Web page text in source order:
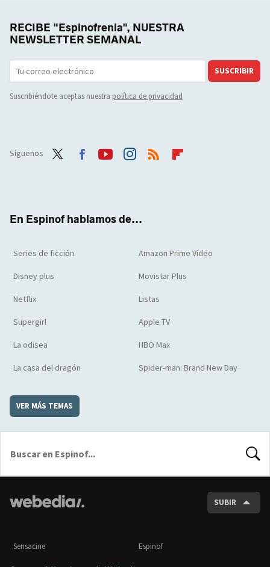
RECIBE "Espinofrenia", NUESTRA
NEWSLETTER SEMANAL
SUSCRIBIR
Suscribiéndote aceptas nuestra política de privacidad
Síguenos
En Espinof hablamos de...
Series de ficción Amazon Prime Video
Disney plus Movistar Plus
Netflix Listas
Supergirl Apple TV
La odisea HBO Max
La casa del dragón Spider-man: Brand New Day
VER MÁS TEMAS
SUBIR
Sensacine Espinof